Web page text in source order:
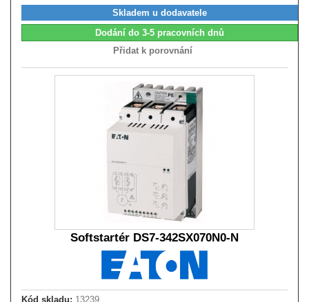
Skladem u dodavatele
Dodání do 3-5 pracovních dnů
Přidat k porovnání
Softstartér DS7-342SX070N0-N
Kód skladu: 13239